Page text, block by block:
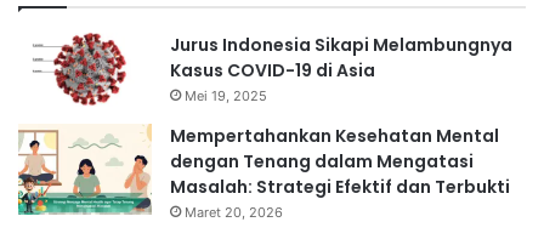
Jurus Indonesia Sikapi Melambungnya
Kasus COVID-19 di Asia
Mei 19, 2025
Mempertahankan Kesehatan Mental
dengan Tenang dalam Mengatasi
Masalah: Strategi Efektif dan Terbukti
Maret 20, 2026